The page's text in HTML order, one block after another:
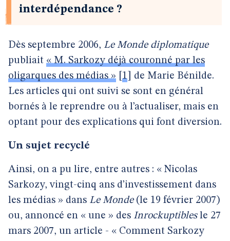
interdépendance ?
Dès septembre 2006, Le Monde diplomatique
publiait « M. Sarkozy déjà couronné par les
oligarques des médias » 1
de Marie Bénilde.
Les articles qui ont suivi se sont en général
bornés à le reprendre ou à l’actualiser, mais en
optant pour des explications qui font diversion.
Un sujet recyclé
Ainsi, on a pu lire, entre autres : « Nicolas
Sarkozy, vingt-cinq ans d’investissement dans
les médias » dans Le Monde(le 19 février 2007)
ou, annoncé en « une » des Inrockuptiblesle 27
mars 2007, un article - « Comment Sarkozy